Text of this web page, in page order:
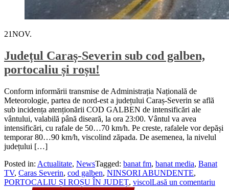
21NOV.
Județul Caraș-Severin sub cod galben,
portocaliu și roșu!
Conform informării transmise de Administrația Națională de
Meteorologie, partea de nord-est a județului Caraș-Severin se află
sub incidența atenționării COD GALBEN de intensificări ale
vântului, valabilă până diseară, la ora 23:00. Vântul va avea
intensificări, cu rafale de 50…70 km/h. Pe creste, rafalele vor depăși
temporar 80…90 km/h, viscolind zăpada. De asemenea, la nivelul
județului […]
Posted in: Actualitate, NewsTagged: banat fm, banat media, Banat
TV, Caras Severin, cod galben, NINSORI ABUNDENTE,
PORTOCALIU ȘI ROȘU ÎN JUDEȚ, viscolLasă un comentariu